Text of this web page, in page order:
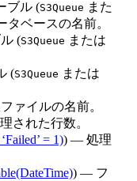
ブル (S3Queue また
タベースの名前。
(S3Queue または
(S3Queue または
ァイルの名前。
された行数。
= 1)) — 処理
) — フ